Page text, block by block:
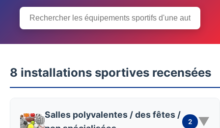
8 installations sportives recensées
Salles polyvalentes / des fêtes /
2 ▼